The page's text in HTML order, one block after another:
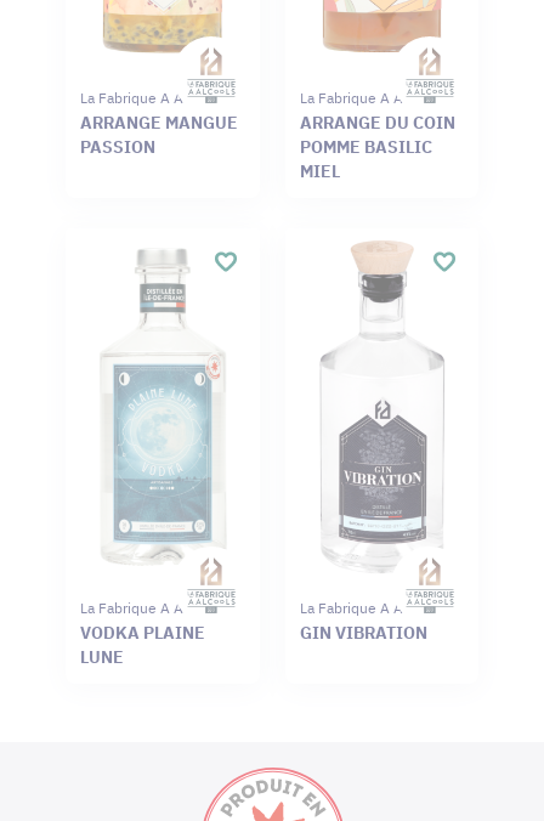
La Fabrique A Alcools
ARRANGE MANGUE
PASSION
La Fabrique A Alcools
ARRANGE DU COIN
POMME BASILIC
MIEL
La Fabrique A Alcools
VODKA PLAINE
LUNE
La Fabrique A Alcools
GIN VIBRATION